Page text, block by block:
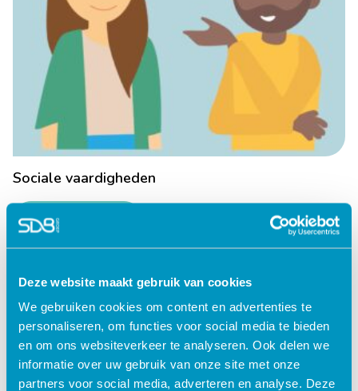
Deze website maakt gebruik van cookies
We gebruiken cookies om content en advertenties te
personaliseren, om functies voor social media te bieden
en om ons websiteverkeer te analyseren. Ook delen we
informatie over uw gebruik van onze site met onze
partners voor social media, adverteren en analyse. Deze
Sociale vaardigheden
Lees verder